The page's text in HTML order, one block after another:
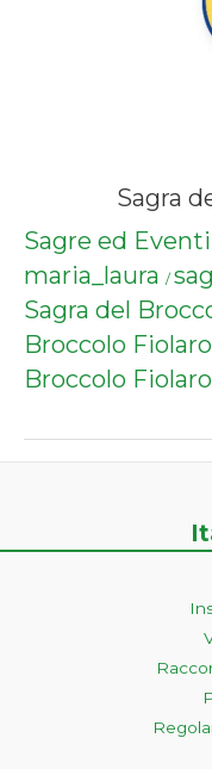
Sagra
Sagre ed
maria_laura /
Sagra del
Broccolo
Broccolo